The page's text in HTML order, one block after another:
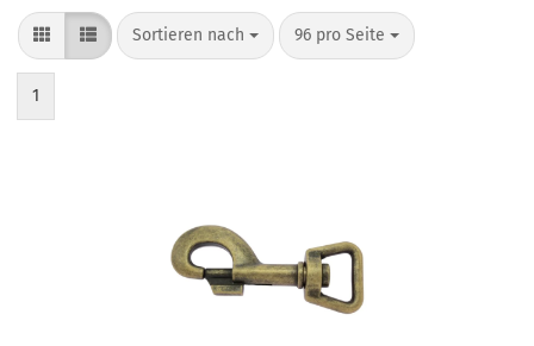
Sortieren nach
Sortieren nach 96 pro Seite
pro Seite
1